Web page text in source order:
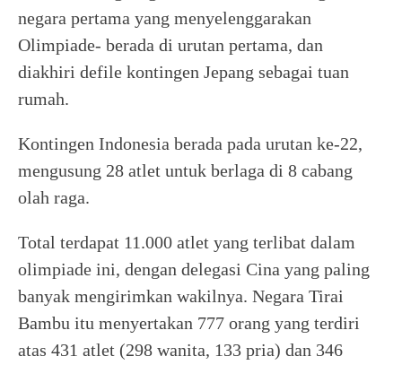
negara pertama yang menyelenggarakan
Olimpiade- berada di urutan pertama, dan
diakhiri defile kontingen Jepang sebagai tuan
rumah.
Kontingen Indonesia berada pada urutan ke-22,
mengusung 28 atlet untuk berlaga di 8 cabang
olah raga.
Total terdapat 11.000 atlet yang terlibat dalam
olimpiade ini, dengan delegasi Cina yang paling
banyak mengirimkan wakilnya. Negara Tirai
Bambu itu menyertakan 777 orang yang terdiri
atas 431 atlet (298 wanita, 133 pria) dan 346